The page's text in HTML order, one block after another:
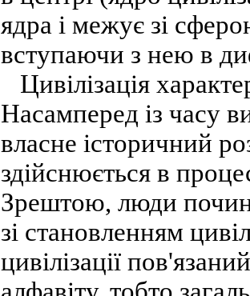
ядра і межує зі
вступаючи з нею в
Цивілізація
Насамперед із часу
власне історичний
здійснюється в
Зрештою, люди
зі становленням
цивілізації